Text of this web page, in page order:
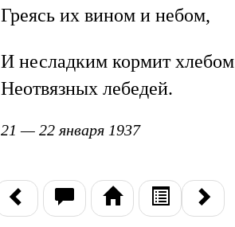
Греясь их вином и небом,
И несладким кормит хлебом
Неотвязных лебедей.
21 — 22 января 1937